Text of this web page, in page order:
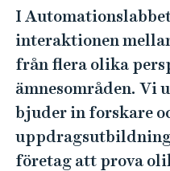
I
interaktionen
från flera olika
ämnesområden. Vi
bjuder in forskare
företag att prova